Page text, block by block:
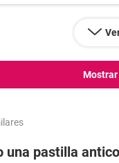
una pastilla